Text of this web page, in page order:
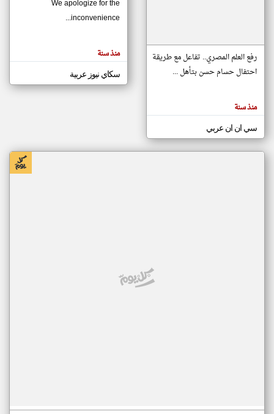
مصادر الأخبار من موريتانيا
اخبار موريتانيا على مدار الساعة
أهم اخبار موريتانيا العاجلة والمباشرة
المقالات
الموجوده
هنا عن
رفع العلم المصري.. تفاعل مع طريقة
احتفال حسام حسن بتأهل ...
منذ سنة
سي ان ان عربي
We apologize for the
inconvenience...
منذ سنة
سكاي نيوز عربية
klyoum.com